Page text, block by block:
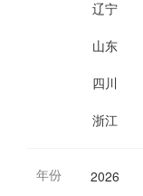
辽宁
山东
四川
浙江
年份 2026